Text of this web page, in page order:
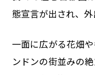
態宣言が出され、外
一面に広がる花畑
ンドンの街並みの